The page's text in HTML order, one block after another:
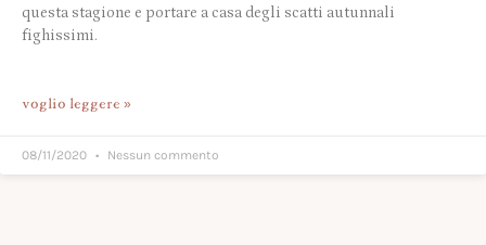
questa stagione e portare a casa degli scatti autunnali
fighissimi.
voglio leggere »
08/11/2020 Nessun commento